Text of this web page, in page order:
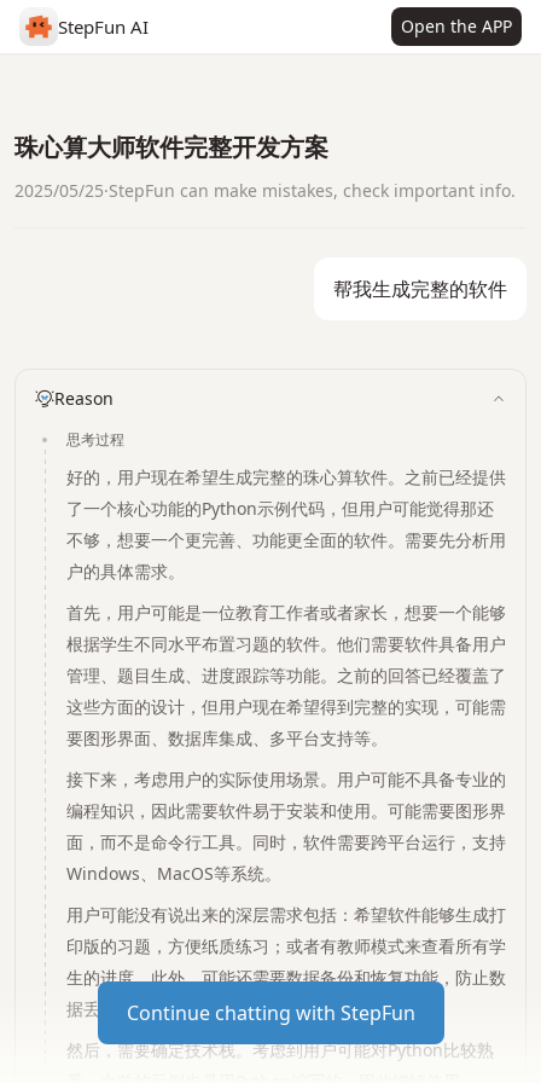
StepFun AI Open the APP
珠心算大师软件完整开发方案
2025/05/25·StepFun can make mistakes, check important info.
帮我生成完整的软件
Reason
思考过程
好的，用户现在希望生成完整的珠心算软件。之前已经提供
了一个核心功能的Python示例代码，但用户可能觉得那还
不够，想要一个更完善、功能更全面的软件。需要先分析用
户的具体需求。
首先，用户可能是一位教育工作者或者家长，想要一个能够
根据学生不同水平布置习题的软件。他们需要软件具备用户
管理、题目生成、进度跟踪等功能。之前的回答已经覆盖了
这些方面的设计，但用户现在希望得到完整的实现，可能需
要图形界面、数据库集成、多平台支持等。
接下来，考虑用户的实际使用场景。用户可能不具备专业的
编程知识，因此需要软件易于安装和使用。可能需要图形界
面，而不是命令行工具。同时，软件需要跨平台运行，支持
Windows、MacOS等系统。
用户可能没有说出来的深层需求包括：希望软件能够生成打
印版的习题，方便纸质练习；或者有教师模式来查看所有学
生的进度。此外，可能还需要数据备份和恢复功能，防止数
据丢失。
然后，需要确定技术栈。考虑到用户可能对Python比较熟
Continue chatting with StepFun